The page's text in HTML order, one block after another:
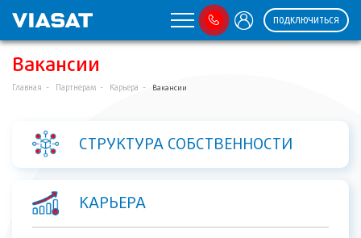
ПОДКЛЮЧИТЬСЯ
Вакансии
Главная Партнерам Карьера Вакансии
СТРУКТУРА СОБСТВЕННОСТИ
КАРЬЕРА